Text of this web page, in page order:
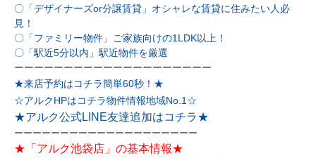
〇「デザイナーズor分譲賃貸」オシャレな賃貸に住みたい人必
見！
〇「ファミリー物件」ご家族向けの1LDK以上！
〇「駅近5分以内」駅近物件を厳選
ーーーーーーーーーーーーーーーーーーーー
★来店予約はコチラ簡単60秒！★
☆アルクHPはコチラ物件情報地域No.1☆
★アルク公式LINE友達追加はコチラ★
ーーーーーーーーーーーーーーーーーーーー
★「アルク池袋店」の基本情報★